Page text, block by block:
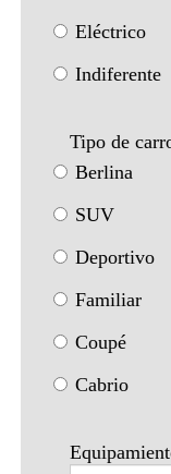
Eléctrico
Indiferente
Tipo de
Berlina
SUV
Deportivo
Familiar
Coupé
Cabrio